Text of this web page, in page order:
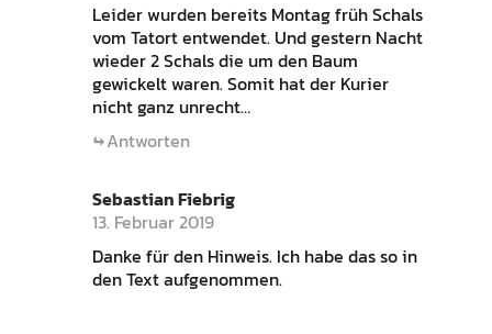
Leider wurden bereits Montag früh Schals
vom Tatort entwendet. Und gestern Nacht
wieder 2 Schals die um den Baum
gewickelt waren. Somit hat der Kurier
nicht ganz unrecht…
Antworten
Sebastian Fiebrig
13. Februar 2019
Danke für den Hinweis. Ich habe das so in
den Text aufgenommen.